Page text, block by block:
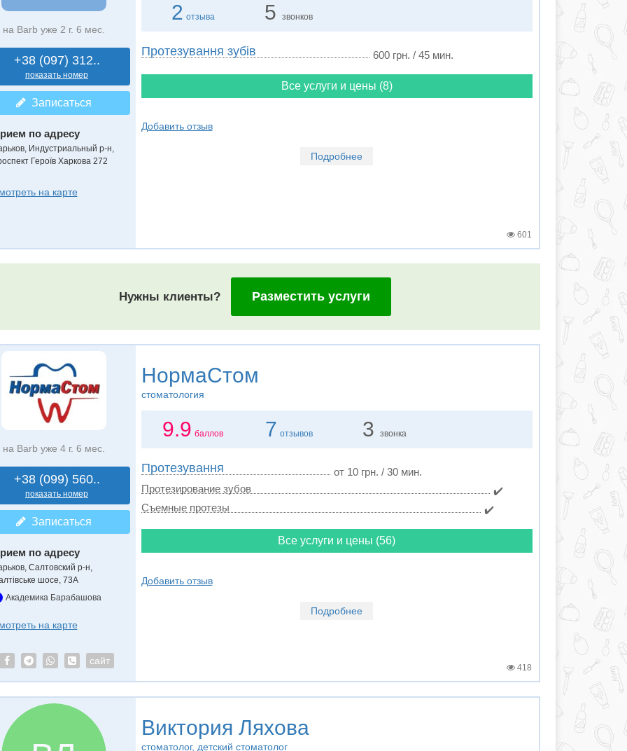
на Barb уже 2 г. 6 мес.
+38 (097) 312..
показать номер
Записаться
по адресу
Индустриальный р-н,
Героїв Харкова 272
на карте
2 отзыва 5звонков
Протезування зубів 600 грн. / 45 мин.
Все услуги и цены (8)
Добавить отзыв
Подробнее
601
Нужны клиенты? Разместить услуги
на Barb уже 4 г. 6 мес.
+38 (099) 560..
показать номер
Записаться
по адресу
Салтовский р-н,
шосе, 73А
Академика Барабашова
на карте
сайт
НормаСтом
стоматология
9.9 баллов 7 отзывов 3 звонка
Протезування
от 10 грн. / 30 мин.
Протезирование зубов
✔️
Съемные протезы
✔️
Все услуги и цены (56)
Добавить отзыв
Подробнее
418
Виктория Ляхова
стоматолог, детский стоматолог